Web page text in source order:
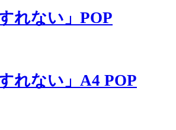
れない」POP
れない」A4 POP